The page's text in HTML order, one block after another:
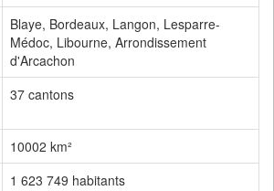
Blaye, Bordeaux, Langon, Lesparre-
Médoc, Libourne, Arrondissement
d'Arcachon
37 cantons
10002 km²
1 623 749 habitants